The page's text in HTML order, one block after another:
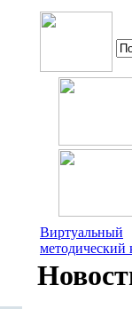
Виртуальный
методический